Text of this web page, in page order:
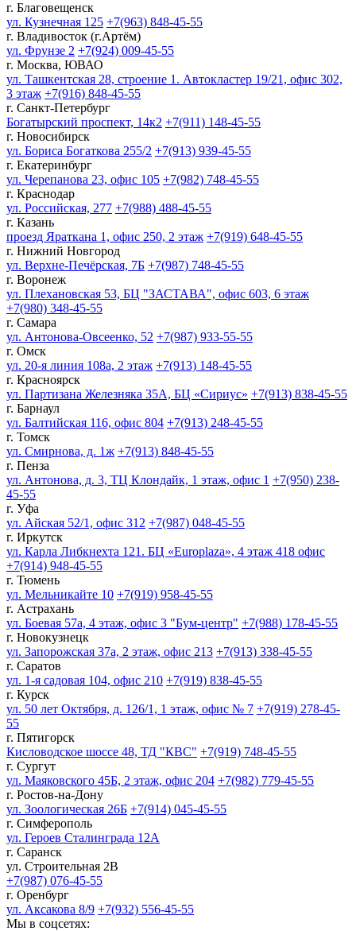
г. Благовещенск
ул. Кузнечная 125 +7(963) 848-45-55
г. Владивосток (г.Артём)
ул. Фрунзе 2 +7(924) 009-45-55
г. Москва, ЮВАО
ул. Ташкентская 28, строение 1. Автокластер 19/21, офис 302,
3 этаж +7(916) 848-45-55
г. Санкт-Петербург
Богатырский проспект, 14к2 +7(911) 148-45-55
г. Новосибирск
ул. Бориса Богаткова 255/2 +7(913) 939-45-55
г. Екатеринбург
ул. Черепанова 23, офис 105 +7(982) 748-45-55
г. Краснодар
ул. Российская, 277 +7(988) 488-45-55
г. Казань
проезд Яраткана 1, офис 250, 2 этаж +7(919) 648-45-55
г. Нижний Новгород
ул. Верхне-Печёрская, 7Б +7(987) 748-45-55
г. Воронеж
ул. Плехановская 53, БЦ "ЗАСТАВА", офис 603, 6 этаж
+7(980) 348-45-55
г. Самара
ул. Антонова-Овсеенко, 52 +7(987) 933-55-55
г. Омск
ул. 20-я линия 108а, 2 этаж +7(913) 148-45-55
г. Красноярск
ул. Партизана Железняка 35А, БЦ «Сириус» +7(913) 838-45-55
г. Барнаул
ул. Балтийская 116, офис 804 +7(913) 248-45-55
г. Томск
ул. Смирнова, д. 1ж +7(913) 848-45-55
г. Пенза
ул. Антонова, д. 3, ТЦ Клондайк, 1 этаж, офис 1 +7(950) 238-
45-55
г. Уфа
ул. Айская 52/1, офис 312 +7(987) 048-45-55
г. Иркутск
ул. Карла Либкнехта 121. БЦ «Europlaza», 4 этаж 418 офис
+7(914) 948-45-55
г. Тюмень
ул. Мельникайте 10 +7(919) 958-45-55
г. Астрахань
ул. Боевая 57а, 4 этаж, офис 3 "Бум-центр" +7(988) 178-45-55
г. Новокузнецк
ул. Запорожская 37а, 2 этаж, офис 213 +7(913) 338-45-55
г. Саратов
ул. 1-я садовая 104, офис 210 +7(919) 838-45-55
г. Курск
ул. 50 лет Октября, д. 126/1, 1 этаж, офис № 7 +7(919) 278-45-
55
г. Пятигорск
Кисловодское шоссе 48, ТД "КВС" +7(919) 748-45-55
г. Сургут
ул. Маяковского 45Б, 2 этаж, офис 204 +7(982) 779-45-55
г. Ростов-на-Дону
ул. Зоологическая 26Б +7(914) 045-45-55
г. Симферополь
ул. Героев Сталинграда 12А
г. Саранск
ул. Строительная 2В
+7(987) 076-45-55
г. Оренбург
ул. Аксакова 8/9 +7(932) 556-45-55
Мы в соцсетях: